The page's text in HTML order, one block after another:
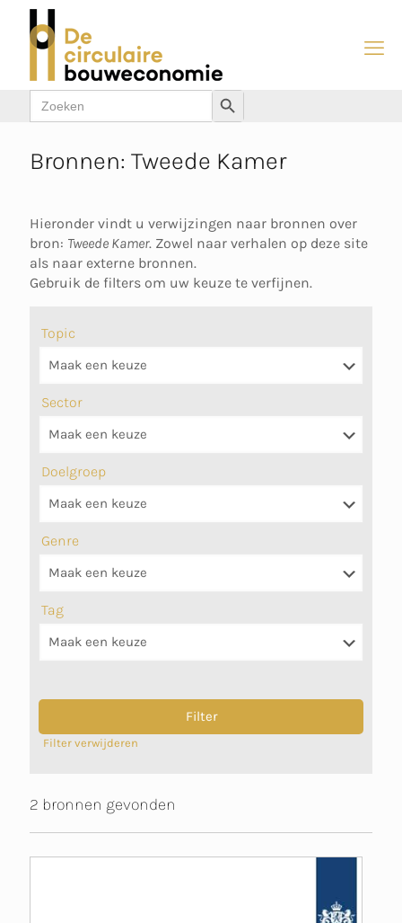
Zoek
naar:
Zoekknop
Bronnen: Tweede Kamer
Hieronder vindt u verwijzingen naar bronnen over
bron: Tweede Kamer. Zowel naar verhalen op deze site
als naar externe bronnen.
Gebruik de filters om uw keuze te verfijnen.
Topic
Sector
Doelgroep
Genre
Tag
Filter verwijderen
2 bronnen gevonden